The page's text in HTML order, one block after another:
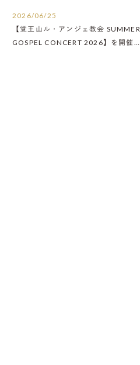
2026/06/25
【覚王山ル・アンジェ教会 SUMMER
GOSPEL CONCERT 2026】を開催い